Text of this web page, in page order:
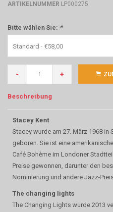
ARTIKELNUMMER LP000275
Bitte wählen Sie: *
Standard - €58,00
- +
Beschreibung
Stacey Kent
Stacey wurde am 27. März 1968 in
geboren. Sie ist eine
Café Bohème im Londoner
Preise gewonnen, darunter den
Nominierung und andere Jazz-
The changing lights
The Changing Lights wurde 2013